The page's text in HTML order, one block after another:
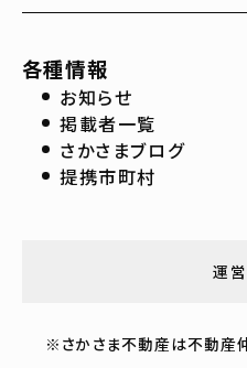
各種情報
お知らせ
掲載者一覧
さかさまブログ
提携市町村
運
※さかさま不動産は不動産